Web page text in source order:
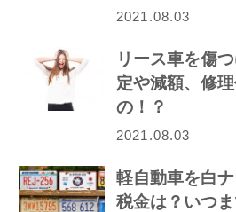
2021.08.03
リース車を傷
定や減額、修
の！？
2021.08.03
軽自動車を白
税金は？いつ